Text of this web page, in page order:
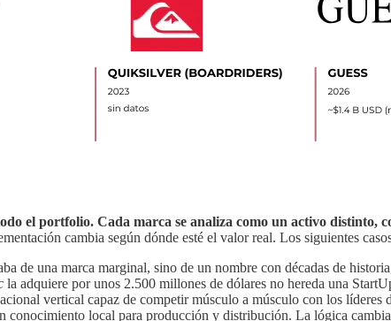
el portfolio. Cada marca se analiza como un activo distinto,
cambia según dónde esté el valor real. Los siguientes
de una marca marginal, sino de un nombre con décadas de
la adquiere por unos 2.500 millones de dólares no hereda una
vertical capaz de competir músculo a músculo con los líderes
conocimiento local para producción y distribución. La lógica